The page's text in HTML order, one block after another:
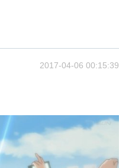
2017-04-06 00:15:39